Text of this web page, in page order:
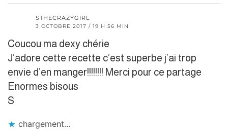
STHECRAZYGIRL
3 OCTOBRE 2017 / 19 H 56 MIN
Coucou ma dexy chérie
J’adore cette recette c’est superbe j’ai trop
envie d’en manger!!!!!!!! Merci pour ce partage
Enormes bisous
S
chargement…